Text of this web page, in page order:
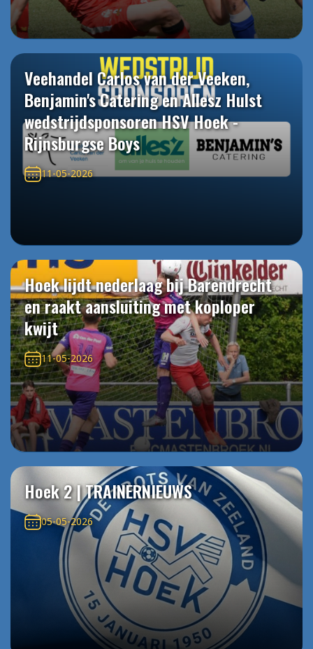
Veehandel Carlos van der Veeken,
Benjamin's Catering en Allesz Hulst
wedstrijdsponsoren HSV Hoek -
Rijnsburgse Boys
11-05-2026
Hoek lijdt nederlaag bij Barendrecht
en raakt aansluiting met koploper
kwijt
11-05-2026
Hoek 2 | TRAINERNIEUWS
05-05-2026